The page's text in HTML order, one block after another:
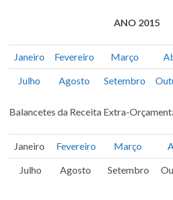
ANO 2015
Janeiro Fevereiro Março
Julho Agosto Setembro
Balancetes da Receita Extra-
Janeiro Fevereiro Março
Julho Agosto Setembro